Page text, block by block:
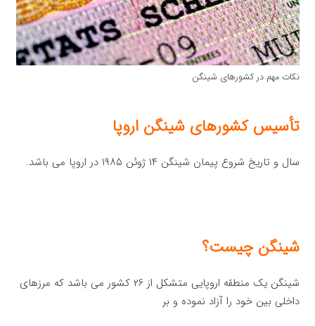
نکات مهم در کشورهای شینگن
تأسیس کشورهای شینگن اروپا
سال و تاریخ شروع پیمان شینگن ۱۴ ژوئن ۱۹۸۵ در اروپا می باشد.
شینگن چیست؟
شینگن یک منطقه اروپایی متشکل از ۲۶ کشور می باشد که مرزهای
داخلی بین خود را آزاد نموده‌ و بر